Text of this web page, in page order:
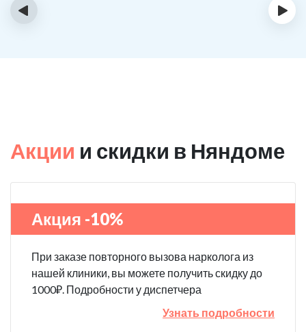
‹ ›
Акции и скидки в Няндоме
Акция -10%
При заказе повторного вызова нарколога из
нашей клиники, вы можете получить скидку до
1000₽. Подробности у диспетчера
Узнать подробности